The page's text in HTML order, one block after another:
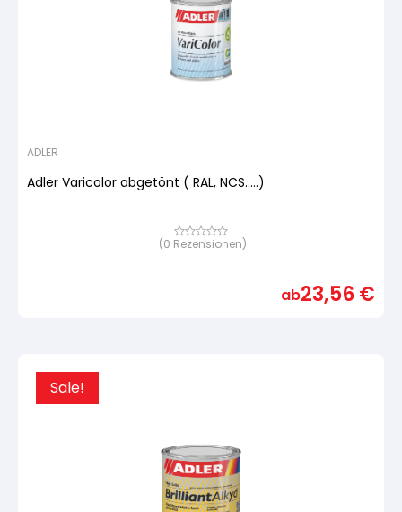
ADLER
Adler Varicolor abgetönt ( RAL, NCS.....)
Bewertet
(0 Rezensionen)
ab23,56€
Sale!